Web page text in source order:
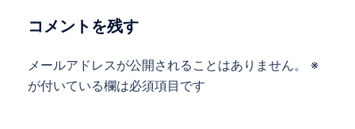
コメントを残す
メールアドレスが公開されることはありません。
※
が付いている欄は必須項目です